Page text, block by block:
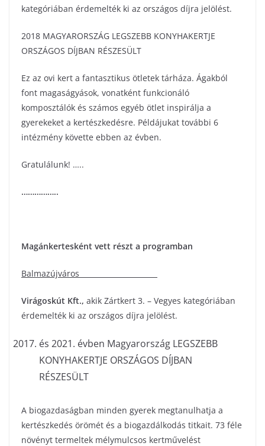
kategóriában érdemelték ki az országos díjra jelölést.
2018 MAGYARORSZÁG LEGSZEBB KONYHAKERTJE
ORSZÁGOS DÍJBAN RÉSZESÜLT
Ez az ovi kert a fantasztikus ötletek tárháza. Ágakból
font magaságyások, vonatként funkcionáló
komposztálók és számos egyéb ötlet inspirálja a
gyerekeket a kertészkedésre. Példájukat további 6
intézmény követte ebben az évben.
Gratulálunk! …..
……………..
Magánkertesként vett részt a programban
Balmazújváros
Virágoskút Kft., akik Zártkert 3. – Vegyes kategóriában
érdemelték ki az országos díjra jelölést.
és 2021. évben Magyarország LEGSZEBB
KONYHAKERTJE ORSZÁGOS DÍJBAN
RÉSZESÜLT
A biogazdaságban minden gyerek megtanulhatja a
kertészkedés örömét és a biogazdálkodás titkait. 73 féle
növényt termeltek mélymulcsos kertművelést